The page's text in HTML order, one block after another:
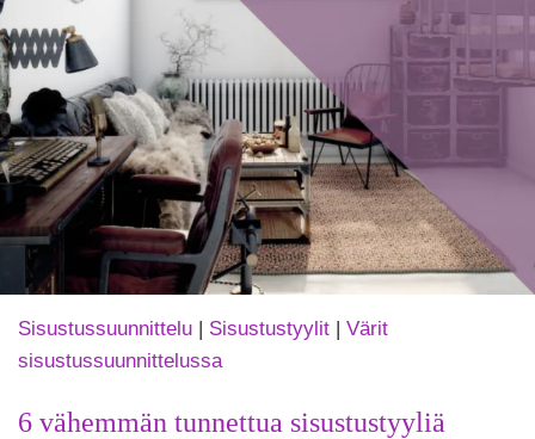
Sisustussuunnittelu | Sisustustyylit | Värit
sisustussuunnittelussa
6 vähemmän tunnettua sisustustyyliä